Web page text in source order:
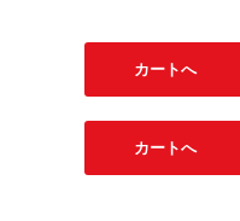
カートへ
カートへ